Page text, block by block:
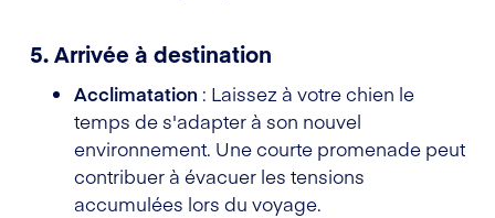
5. Arrivée à destination
Acclimatation : Laissez à votre chien le
temps de s'adapter à son nouvel
environnement. Une courte promenade peut
contribuer à évacuer les tensions
accumulées lors du voyage.